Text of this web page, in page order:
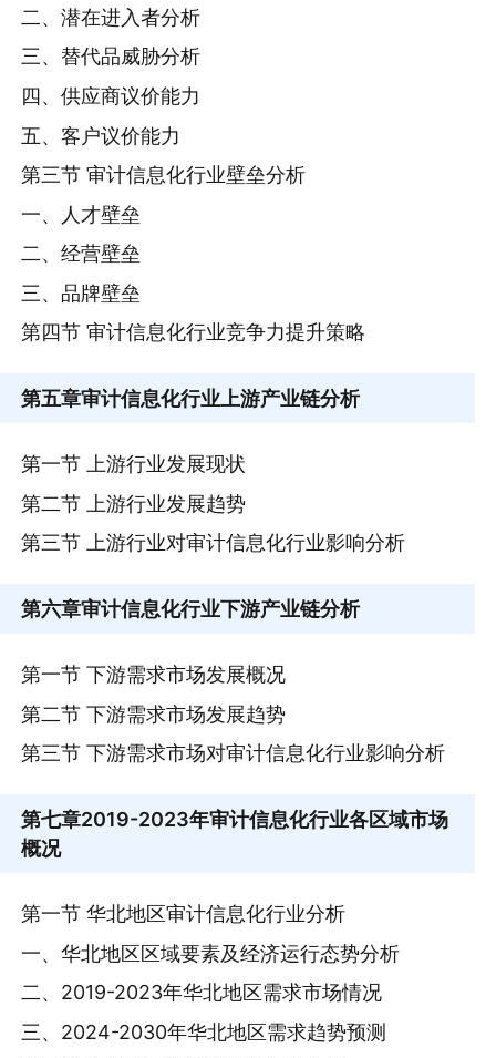
二、潜在进入者分析
三、替代品威胁分析
四、供应商议价能力
五、客户议价能力
第三节 审计信息化行业壁垒分析
一、人才壁垒
二、经营壁垒
三、品牌壁垒
第四节 审计信息化行业竞争力提升策略
第五章审计信息化行业上游产业链分析
第一节 上游行业发展现状
第二节 上游行业发展趋势
第三节 上游行业对审计信息化行业影响分析
第六章审计信息化行业下游产业链分析
第一节 下游需求市场发展概况
第二节 下游需求市场发展趋势
第三节 下游需求市场对审计信息化行业影响分析
第七章2019-2023年审计信息化行业各区域市场
概况
第一节 华北地区审计信息化行业分析
一、华北地区区域要素及经济运行态势分析
二、2019-2023年华北地区需求市场情况
三、2024-2030年华北地区需求趋势预测